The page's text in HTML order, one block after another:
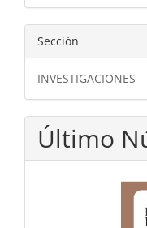
Sección
INVESTIGACIONES
Último